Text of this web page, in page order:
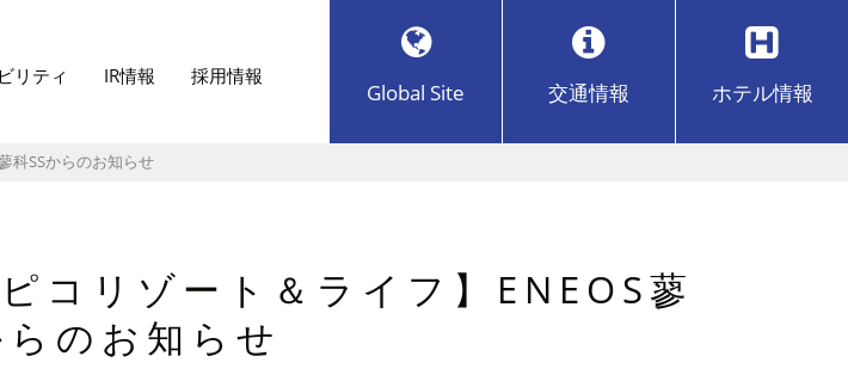
リティ IR情報 採用情報
Global Site 交通情報 ホテル情報
科SSからのお知らせ
ピコリゾート＆ライフ】ENEOS蓼
のお知らせ